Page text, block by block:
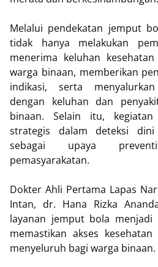
Melalui pendekatan jemput
tidak hanya melakukan
menerima keluhan
warga binaan, memberikan
indikasi, serta
dengan keluhan dan
binaan. Selain itu,
strategis dalam deteksi dini
sebagai upaya
pemasyarakatan.
Dokter Ahli Pertama Lapas
Intan, dr. Hana Rizka
layanan jemput bola menjadi
memastikan akses
menyeluruh bagi warga binaan.